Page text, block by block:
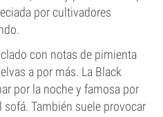
por cultivadores
con notas de pimienta
a por más. La Black
por la noche y famosa por
sofá. También suele provocar